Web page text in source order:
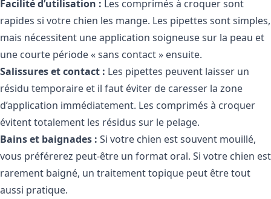
Facilité d’utilisation : Les comprimés à croquer sont
rapides si votre chien les mange. Les pipettes sont simples,
mais nécessitent une application soigneuse sur la peau et
une courte période « sans contact » ensuite.
Salissures et contact : Les pipettes peuvent laisser un
résidu temporaire et il faut éviter de caresser la zone
d’application immédiatement. Les comprimés à croquer
évitent totalement les résidus sur le pelage.
Bains et baignades : Si votre chien est souvent mouillé,
vous préférerez peut-être un format oral. Si votre chien est
rarement baigné, un traitement topique peut être tout
aussi pratique.